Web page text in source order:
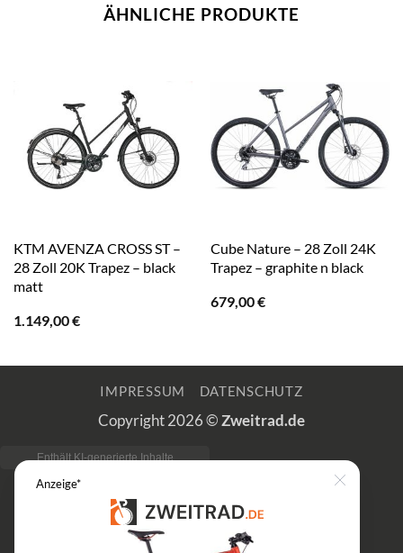
ÄHNLICHE PRODUKTE
KTM AVENZA CROSS ST –
28 Zoll 20K Trapez – black
matt
1.149,00€
Cube Nature – 28 Zoll 24K
Trapez – graphite n black
679,00€
IMPRESSUM DATENSCHUTZ
Copyright 2026 ©Zweitrad.de
Anzeige* Close